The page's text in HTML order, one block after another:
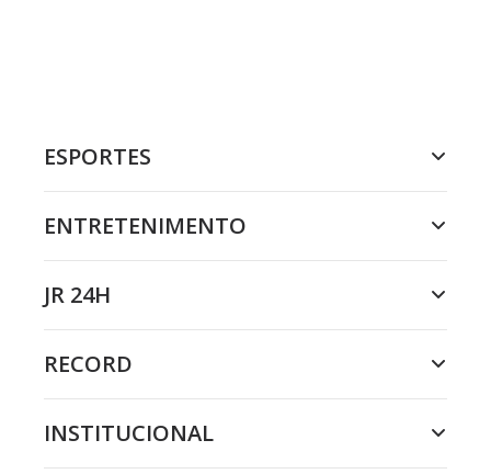
ESPORTES
ENTRETENIMENTO
JR 24H
RECORD
INSTITUCIONAL